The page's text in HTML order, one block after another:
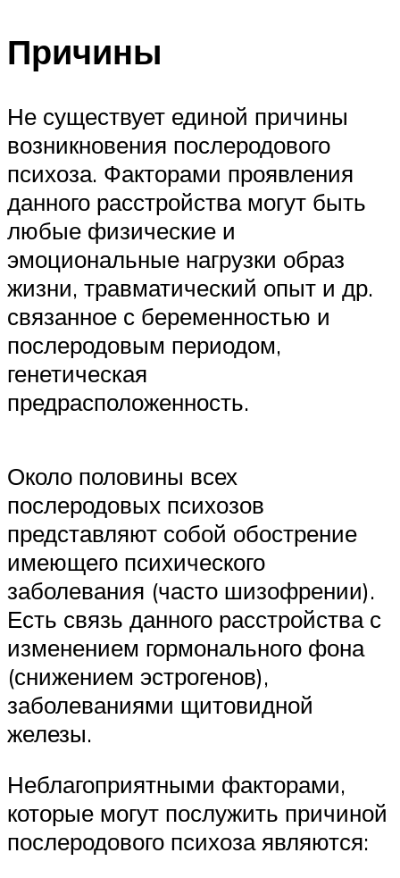
Причины
Не существует единой причины
возникновения послеродового
психоза. Факторами проявления
данного расстройства могут быть
любые физические и
эмоциональные нагрузки образ
жизни, травматический опыт и др.
связанное с беременностью и
послеродовым периодом,
генетическая
предрасположенность.
Около половины всех
послеродовых психозов
представляют собой обострение
имеющего психического
заболевания (часто шизофрении).
Есть связь данного расстройства с
изменением гормонального фона
(снижением эстрогенов),
заболеваниями щитовидной
железы.
Неблагоприятными факторами,
которые могут послужить причиной
послеродового психоза являются: